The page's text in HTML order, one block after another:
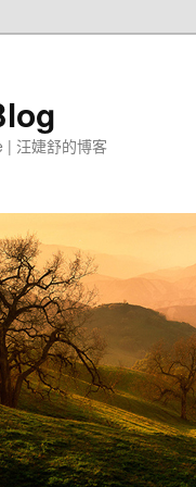
| 汪婕舒的博客